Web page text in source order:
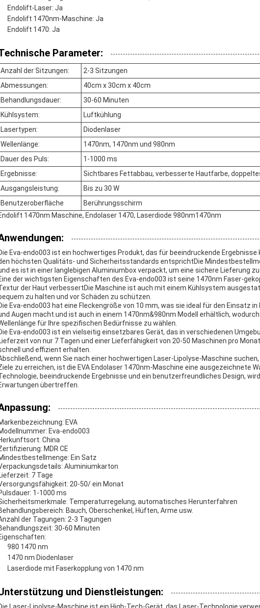
Endolift-Laser: Ja
Endolift 1470nm-Maschine: Ja
Endolift 1470: Ja
Parameter:
Anzahl der Sitzungen:
2-3 Sitzungen
Abmessungen:
40cm x 30cm x 40cm
Behandlungsdauer:
30-60 Minuten
Kühlsystem:
Luftkühlung
Lasertypen:
Diodenlaser
Wellenlänge:
1470nm, 1470nm und 980nm
Dauer des Puls:
1-1000 ms
Ergebnisse:
Sichtbares Fettabbau, verbesserte Hautfarbe,
Ausgangsleistung:
Bis zu 30 W
Benutzeroberfläche
Berührungsschirm
1470nm Maschine, Endolaser 1470, Laserdiode 980nm1470nm
Eva-endo003 ist ein hochwertiges Produkt, das für beeindruckende
höchsten Qualitäts- und Sicherheitsstandards entsprichtDie
es ist in einer langlebigen Aluminiumbox verpackt, um eine sichere Lieferung
der wichtigsten Eigenschaften des Eva-endo003 ist seine 1470nm Faser-
der Haut verbessertDie Maschine ist auch mit einem Kühlsystem
zu halten und vor Schäden zu schützen.
Eva-endo003 hat eine Fleckengröße von 10 mm, was sie ideal für den Einsatz
Augen macht.und ist auch in einem 1470nm&980nm Modell erhältlich,
für Ihre spezifischen Bedürfnisse zu wählen.
Eva-endo003 ist ein vielseitig einsetzbares Gerät, das in verschiedenen
von nur 7 Tagen und einer Lieferfähigkeit von 20-50 Maschinen pro
und effizient erhalten.
wenn Sie nach einer hochwertigen Laser-Lipolyse-Maschine
zu erreichen, ist die EVA Endolaser 1470nm-Maschine eine ausgezeichnete
beeindruckende Ergebnisse und ein benutzerfreundliches Design,
übertreffen.
EVA
Eva-endo003
China
MDR CE
Ein Satz
Aluminiumkarton
7 Tage
20-50/ ein Monat
1-1000 ms
Temperaturregelung, automatisches Herunterfahren
Bauch, Oberschenkel, Hüften, Arme usw.
der Tagungen: 2-3 Tagungen
30-60 Minuten
980 1470 nm
1470 nm Diodenlaser
Laserdiode mit Faserkopplung von 1470 nm
und Dienstleistungen: